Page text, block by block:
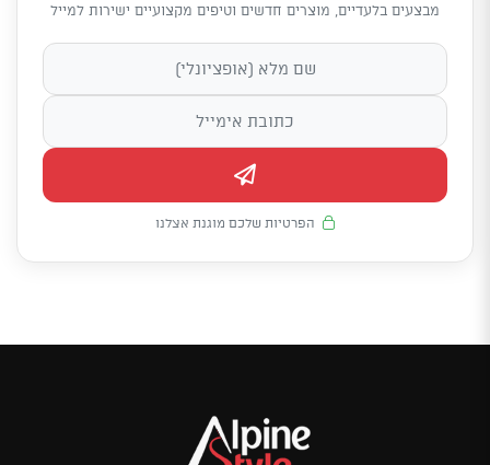
מבצעים בלעדיים, מוצרים חדשים וטיפים מקצועיים ישירות למייל
הפרטיות שלכם מוגנת אצלנו